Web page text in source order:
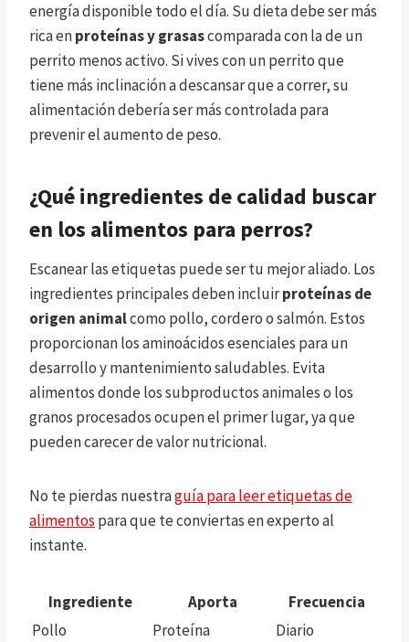
energía disponible todo el día. Su dieta debe ser más
rica enproteínas y grasascomparada con la de un
perrito menos activo. Si vives con un perrito que
tiene más inclinación a descansar que a correr, su
alimentación debería ser más controlada para
prevenir el aumento de peso.
¿Qué ingredientes de calidad buscar
en los alimentos para perros?
Escanear las etiquetas puede ser tu mejor aliado. Los
ingredientes principales deben incluirproteínas de
origen animalcomo pollo, cordero o salmón. Estos
proporcionan los aminoácidos esenciales para un
desarrollo y mantenimiento saludables. Evita
alimentos donde los subproductos animales o los
granos procesados ocupen el primer lugar, ya que
pueden carecer de valor nutricional.
No te pierdas nuestraguía para leer etiquetas de
alimentos para que te conviertas en experto al
instante.
Ingrediente Aporta
Frecuencia
Pollo
Proteína
Diario